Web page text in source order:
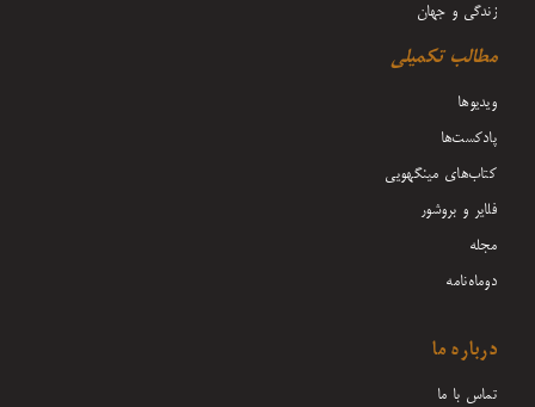
زندگی و جهان
مطالب تکمیلی
ویدیوها
پادکست‌ها
کتاب‌های مینگهویی
فلایر و بروشور
مجله
دوماه‌نامه
درباره ما
تماس با ما